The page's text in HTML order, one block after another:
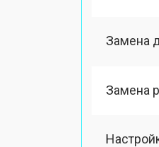
Замена
Замена